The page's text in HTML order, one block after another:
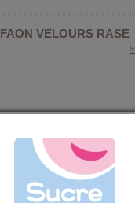
VELOURS RASE